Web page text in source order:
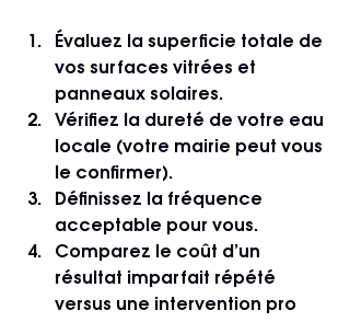
Évaluez la superficie totale de
vos surfaces vitrées et
panneaux solaires.
Vérifiez la dureté de votre eau
locale (votre mairie peut vous
le confirmer).
Définissez la fréquence
acceptable pour vous.
Comparez le coût d’un
résultat imparfait répété
versus une intervention pro